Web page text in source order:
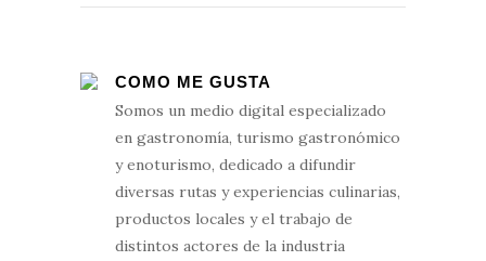
COMO ME GUSTA
Somos un medio digital especializado
en gastronomía, turismo gastronómico
y enoturismo, dedicado a difundir
diversas rutas y experiencias culinarias,
productos locales y el trabajo de
distintos actores de la industria